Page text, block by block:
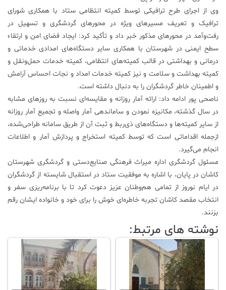
وی از اجرای طرح ترافیکی توسط کمیته انتظامی ستاد با همکاری شورای
ترافیک و تعریف مسیرهای ویژه در محورهای گردشگری و تسهیل در
رفت‌وآمد در محورهای مذکور خبر داد و تأکید کرد: ایجاد فضای امن و ارتقاء
سطح ایمنی در شهرستان با همکاری سایر دستگاه‌های امدادی خدماتی و
درمانی و بهداشتی در قالب کمیته‌های انتظامی، کمیته خدمات حمل‌ونقل و
کمیته بهداشت و سلامت و نیز کمیته خدمات امداد و نجات احساس آرامش
و اطمینان خاطر گردشگران را به دنبال داشته است.
ناصحی پور ادامه داد: ارائه آمار روزانه و مقایسه‌ای نسبت به روزهای مشابه
در سال گذشته، مکانیزه نمودن و ساماندهی آمار واصله و تجمیع آمار روزانه
از سایر کمیته‌ها و دستگاه‌های ذی‌ربط و ثبت آن از طریق سامانه طراحی‌شده،
ازجمله اقداماتی است که توسط کمیته استخراج و پردازش آمار و اطلاعات
انجام می‌گیرد.
مسئول گردشگری اداره میراث فرهنگی صنایع‌دستی و گردشگری شهرستان
کاشان در پایان، با اشاره به موفقیت ستاد در استقبال شایسته از گردشگران
در ایام نوروز از تمامی هم‌وطنان عزیز دعوت کرد تا با برنامه‌ریزی سفر و
انتخاب مقصد کاشان تجربه خاطره‌ای خوش را برای خود و خانواده ایشان رقم
بزنند.
نوشته های مرتبط: